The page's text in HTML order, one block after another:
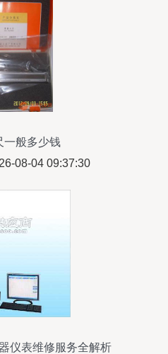
一般多少钱
08-04 09:37:30
仪表维修服务全解析